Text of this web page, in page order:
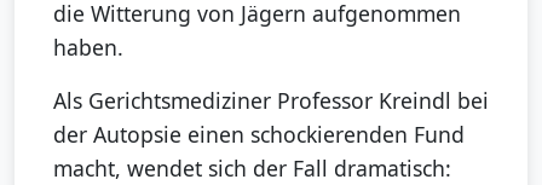
die Witterung von Jägern aufgenommen
haben.
Als Gerichtsmediziner Professor Kreindl bei
der Autopsie einen schockierenden Fund
macht, wendet sich der Fall dramatisch: